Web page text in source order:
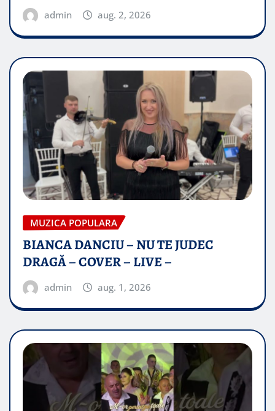
admin aug. 2, 2026
MUZICA POPULARA
BIANCA DANCIU – NU TE JUDEC
DRAGĂ – COVER – LIVE –
admin aug. 1, 2026